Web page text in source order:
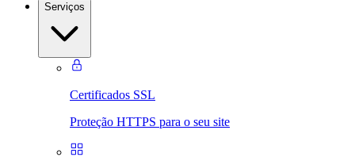
Serviços
Certificados SSL
Proteção HTTPS para o seu site